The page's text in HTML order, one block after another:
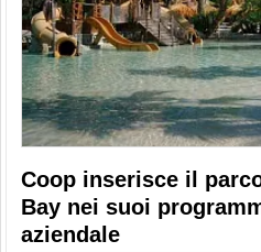
Coop inserisce il
Bay nei suoi
aziendale